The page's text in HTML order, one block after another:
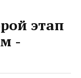
этап
-